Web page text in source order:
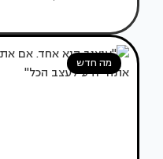
מה חדש